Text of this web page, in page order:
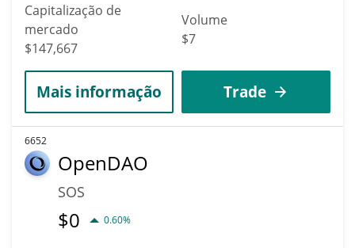
Capitalização de
mercado
$147,667
Volume
$7
Mais informação Trade
6652
OpenDAO
SOS
$0 0.60%